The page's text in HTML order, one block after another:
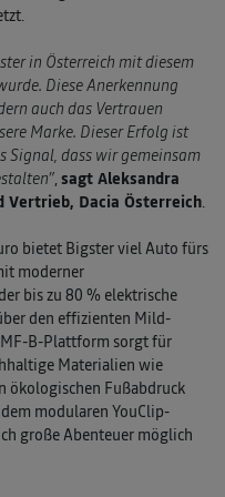
in Österreich mit diesem
Diese Anerkennung
auch das Vertrauen
Marke. Dieser Erfolg ist
Signal, dass wir gemeinsam
,sagt Aleksandra
Vertrieb, Dacia Österreich.
bietet Bigster viel Auto fürs
moderner
bis zu 80 % elektrische
den effizienten Mild-
B-Plattform sorgt für
Materialien wie
ökologischen Fußabdruck
modularen YouClip-
große Abenteuer möglich